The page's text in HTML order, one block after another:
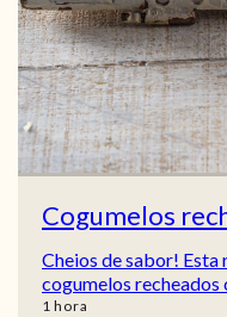
Cogumelos
Cheios de sabor!
cogumelos recheados
1 hora
hora